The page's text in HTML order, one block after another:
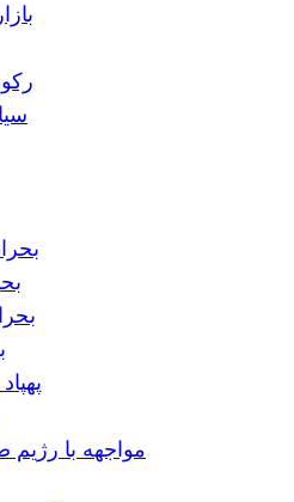
مواجهه با رژیم